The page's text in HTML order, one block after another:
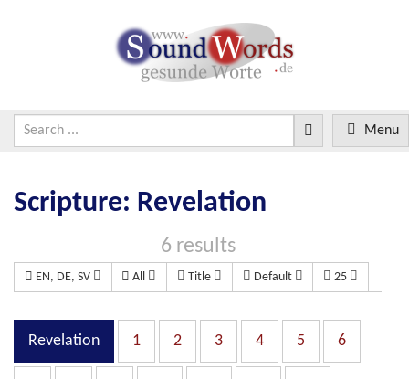
Menu
Scripture: Revelation
6 results
EN, DE, SV All Title Default 25
Revelation 1 2 3 4 5 6